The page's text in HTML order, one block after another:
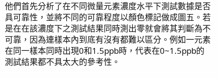
他們首先分析了在不同微量元素濃度水平下測試數據是否
具可靠性，並將不同的可靠程度以顏色標記做成圖五。若
是在在該濃度下之測試結果同時測出零就會將其判斷為不
可靠，因為連樣本內到底有沒有都難以區分。例如一元素
在同一樣本同時出現0和1.5ppb時，代表在0~1.5ppb的
測試結果都不具太大的參考性。